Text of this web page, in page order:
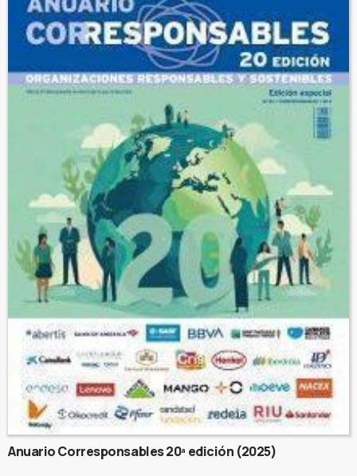
Anuario Corresponsables 20ª edición (2025)